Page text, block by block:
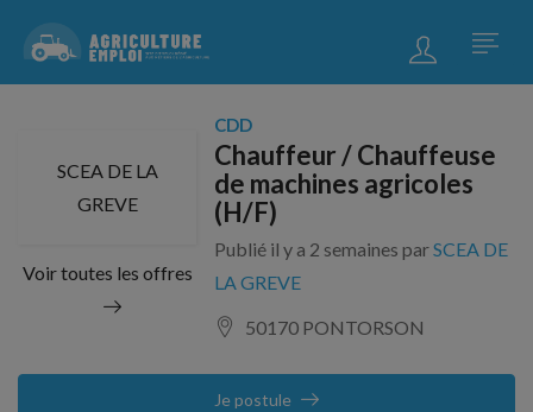
SCEA DE LA
GREVE
Voir toutes les offres
CDD
Chauffeur / Chauffeuse
de machines agricoles
(H/F)
Publié il y a 2 semaines parSCEA DE
LA GREVE
50170 PONTORSON
Je postule